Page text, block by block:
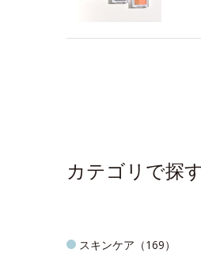
カテゴリで探
スキンケア（169）